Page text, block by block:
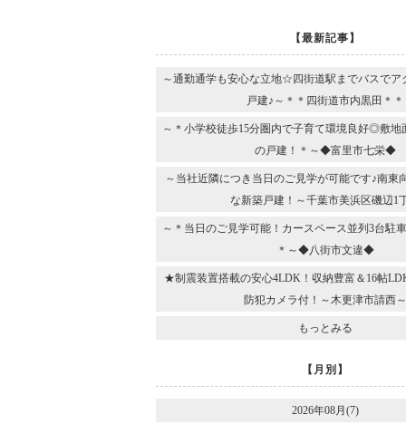
【最新記事】
～通勤通学も安心な立地☆四街道駅までバスでア
戸建♪～＊＊四街道市内黒田＊＊
～＊小学校徒歩15分圏内で子育て環境良好◎敷地
の戸建！＊～◆富里市七栄◆
～当社近隣につき当日のご見学が可能です♪南東
な新築戸建！～千葉市美浜区磯辺1
～＊当日のご見学可能！カースペース並列3台駐
＊～◆八街市文違◆
★制震装置搭載の安心4LDK！収納豊富＆16帖
防犯カメラ付！～木更津市請西
もっとみる
【月別】
2026年08月(7)